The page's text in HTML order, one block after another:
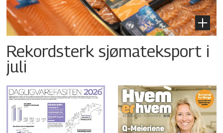
Rekordsterk sjømateksport i
juli